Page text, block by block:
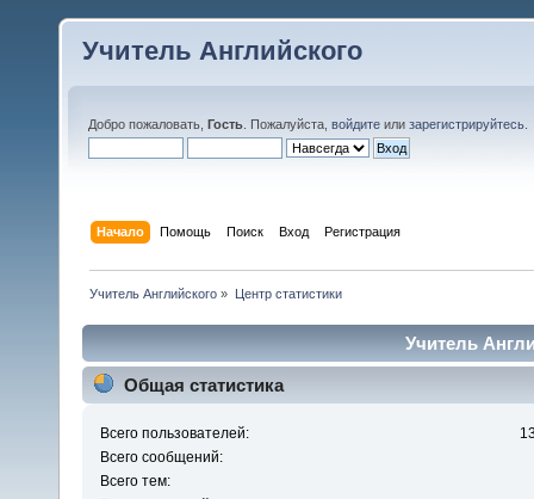
Учитель Английского
Добро пожаловать, Гость . Пожалуйста, войдите или зарегистрируйтесь
Начало Помощь Поиск Вход Регистрация
Учитель Английского » Центр статистики
Учитель
Общая статистика
Всего пользователей:
Всего сообщений:
Всего тем: